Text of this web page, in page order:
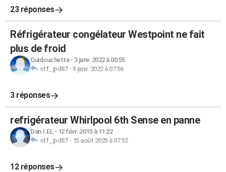
23 réponses
Réfrigérateur congélateur Westpoint ne fait
plus de froid
Guidouchette- 3 janv. 2022 à 00:55
stf_jpd87- 5 janv. 2022 à 07:56
3 réponses
refrigérateur Whirlpool 6th Sense en panne
Dan.I.EL- 12 févr. 2015 à 11:22
stf_jpd87- 15 août 2025 à 07:52
12 réponses